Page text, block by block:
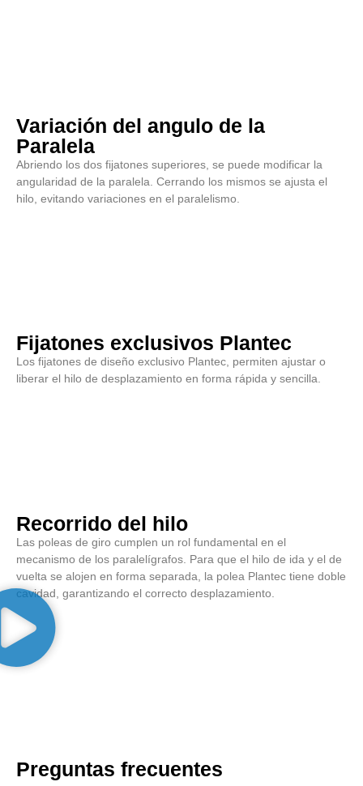
Variación del angulo de la
Paralela
Abriendo los dos fijatones superiores, se puede modificar la
angularidad de la paralela. Cerrando los mismos se ajusta el
hilo, evitando variaciones en el paralelismo.
Fijatones exclusivos Plantec
Los fijatones de diseño exclusivo Plantec, permiten ajustar o
liberar el hilo de desplazamiento en forma rápida y sencilla.
Recorrido del hilo
Las poleas de giro cumplen un rol fundamental en el
mecanismo de los paralelígrafos. Para que el hilo de ida y el de
vuelta se alojen en forma separada, la polea Plantec tiene doble
cavidad, garantizando el correcto desplazamiento.
Preguntas frecuentes